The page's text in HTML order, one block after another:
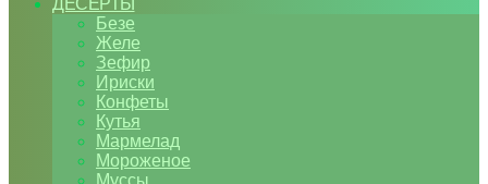
ДЕСЕРТЫ
Безе
Желе
Зефир
Ириски
Конфеты
Кутья
Мармелад
Мороженое
Муссы